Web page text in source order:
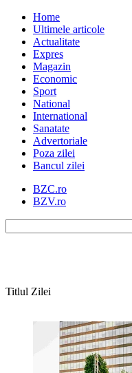
Home
Ultimele articole
Actualitate
Expres
Magazin
Economic
Sport
National
International
Sanatate
Advertoriale
Poza zilei
Bancul zilei
BZC.ro
BZV.ro
Titlul Zilei